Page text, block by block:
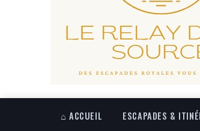
⌂ ACCUEIL ESCAPADES &